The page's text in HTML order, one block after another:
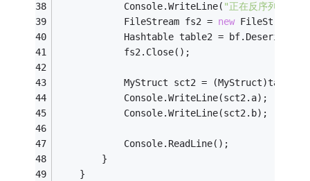
            Console.WriteLine(
"正在反序列化"
            FileStream fs2 =
new FileStream(
Hashtable table2 =
            fs2.Close();
            MyStruct sct2 = (MyStruct)table2[
            Console.WriteLine(sct2.a);
            Console.WriteLine(sct2.b);
            Console.ReadLine();
        }
    }